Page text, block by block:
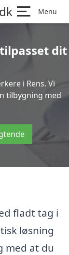
Menu
dit
i Rens. Vi
tilbygning med
fladt tag i
løsning
med at du